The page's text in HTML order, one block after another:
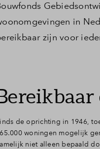
in
zijn voor
de oprichting in 1946,
woningen mogelijk
niet alleen bepaald